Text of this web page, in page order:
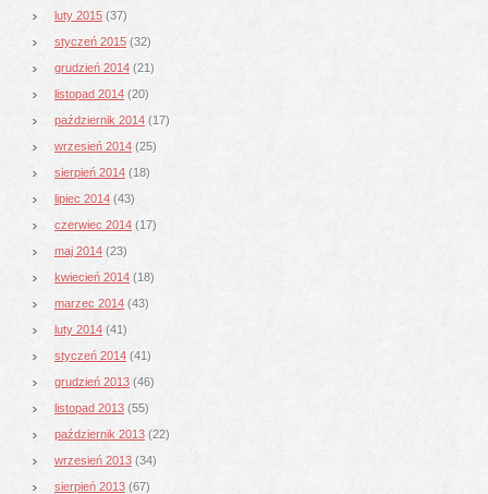
luty 2015 (37)
styczeń 2015 (32)
grudzień 2014 (21)
listopad 2014 (20)
październik 2014 (17)
wrzesień 2014 (25)
sierpień 2014 (18)
lipiec 2014 (43)
czerwiec 2014 (17)
maj 2014 (23)
kwiecień 2014 (18)
marzec 2014 (43)
luty 2014 (41)
styczeń 2014 (41)
grudzień 2013 (46)
listopad 2013 (55)
październik 2013 (22)
wrzesień 2013 (34)
sierpień 2013 (67)